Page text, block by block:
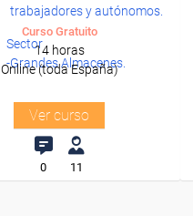
trabajadores y autónomos.
Sector
-Grandes Almacenes.
Curso Gratuito
14 horas
Online (toda España)
Ver curso
0 11